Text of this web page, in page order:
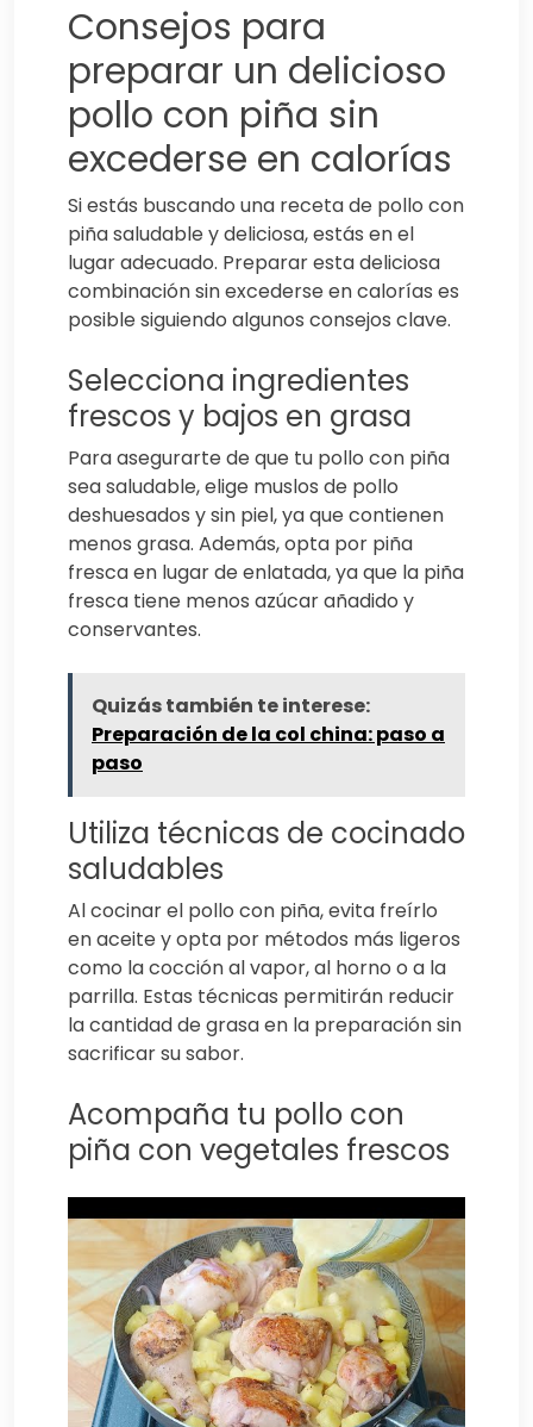
Consejos para
preparar un delicioso
pollo con piña sin
excederse en calorías
Si estás buscando una receta de pollo con
piña saludable y deliciosa, estás en el
lugar adecuado. Preparar esta deliciosa
combinación sin excederse en calorías es
posible siguiendo algunos consejos clave.
Selecciona ingredientes
frescos y bajos en grasa
Para asegurarte de que tu pollo con piña
sea saludable, elige muslos de pollo
deshuesados y sin piel, ya que contienen
menos grasa. Además, opta por piña
fresca en lugar de enlatada, ya que la piña
fresca tiene menos azúcar añadido y
conservantes.
Quizás también te interese:
Preparación de la col china: paso a
paso
Utiliza técnicas de cocinado
saludables
Al cocinar el pollo con piña, evita freírlo
en aceite y opta por métodos más ligeros
como la cocción al vapor, al horno o a la
parrilla. Estas técnicas permitirán reducir
la cantidad de grasa en la preparación sin
sacrificar su sabor.
Acompaña tu pollo con
piña con vegetales frescos